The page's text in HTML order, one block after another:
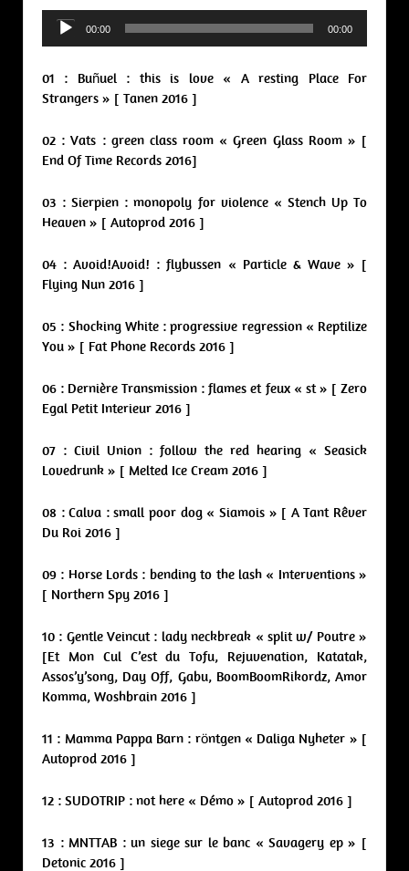
Audio
Player
00:00 00:00
01 : Buñuel : this is love « A resting Place For
Strangers » [ Tanen 2016 ]
02 : Vats : green class room « Green Glass Room » [
End Of Time Records 2016]
03 : Sierpien : monopoly for violence « Stench Up To
Heaven » [ Autoprod 2016 ]
04 : Avoid!Avoid! : flybussen « Particle & Wave » [
Flying Nun 2016 ]
05 : Shocking White : progressive regression « Reptilize
You » [ Fat Phone Records 2016 ]
06 : Dernière Transmission : flames et feux « st » [ Zero
Egal Petit Interieur 2016 ]
07 : Civil Union : follow the red hearing « Seasick
Lovedrunk » [ Melted Ice Cream 2016 ]
08 : Calva : small poor dog « Siamois » [ A Tant Rêver
Du Roi 2016 ]
09 : Horse Lords : bending to the lash « Interventions »
[ Northern Spy 2016 ]
10 : Gentle Veincut : lady neckbreak « split w/ Poutre »
[Et Mon Cul C’est du Tofu, Rejuvenation, Katatak,
Assos’y’song, Day Off, Gabu, BoomBoomRikordz, Amor
Komma, Woshbrain 2016 ]
11 : Mamma Pappa Barn : röntgen « Daliga Nyheter » [
Autoprod 2016 ]
12 : SUDOTRIP : not here « Démo » [ Autoprod 2016 ]
13 : MNTTAB : un siege sur le banc « Savagery ep » [
Detonic 2016 ]